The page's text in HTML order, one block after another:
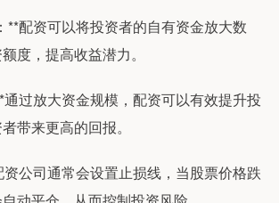
**配资可以将投资者的自有资金放大数
度，提高收益潜力。
过放大资金规模，配资可以有效提升投
带来更高的回报。
公司通常会设置止损线，当股票价格跌